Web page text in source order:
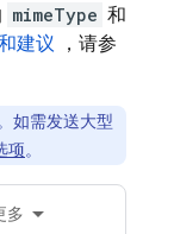
mimeType 和
建议 ，请参
如需发送大型
项。
多